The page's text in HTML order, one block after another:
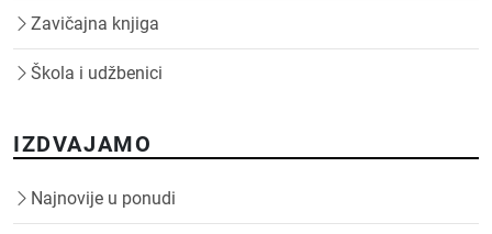
Zavičajna knjiga
Škola i udžbenici
IZDVAJAMO
Najnovije u ponudi